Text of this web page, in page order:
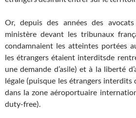
Or, depuis des années des
ministère devant les tribunaux
condamnaient les atteintes portées
les étrangers étaient interditsde
une demande d’asile) et à la liberté
légale (puisque les étrangers interdits
dans la zone aéroportuaire
duty-free).